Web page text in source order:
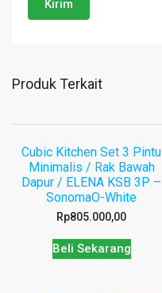
Produk Terkait
Cubic Kitchen Set 3 Pintu
Minimalis / Rak Bawah
Dapur / ELENA KSB 3P –
SonomaO-White
Rp805.000,00
Beli Sekarang